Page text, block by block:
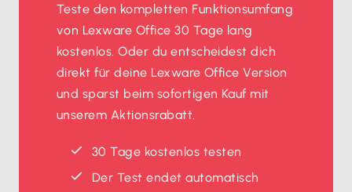
Teste den kompletten Funktionsumfang
von Lexware Office 30 Tage lang
kostenlos. Oder du entscheidest dich
direkt für deine Lexware Office Version
und sparst beim sofortigen Kauf mit
unserem Aktionsrabatt.
30 Tage kostenlos testen
Der Test endet automatisch